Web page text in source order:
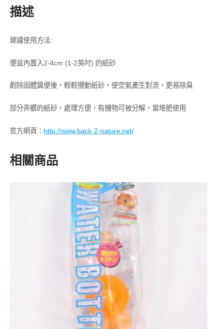
描述
建議使用方法:
便盆內置入2-4cm (1-2英吋) 的紙砂
剷除固體糞便後，輕輕攪動紙砂，使空氣產生對流，更易除臭
部分弄髒的紙砂，處理方便，有機物可被分解，當堆肥使用
官方網頁： http://www.back-2-nature.net/
相關商品